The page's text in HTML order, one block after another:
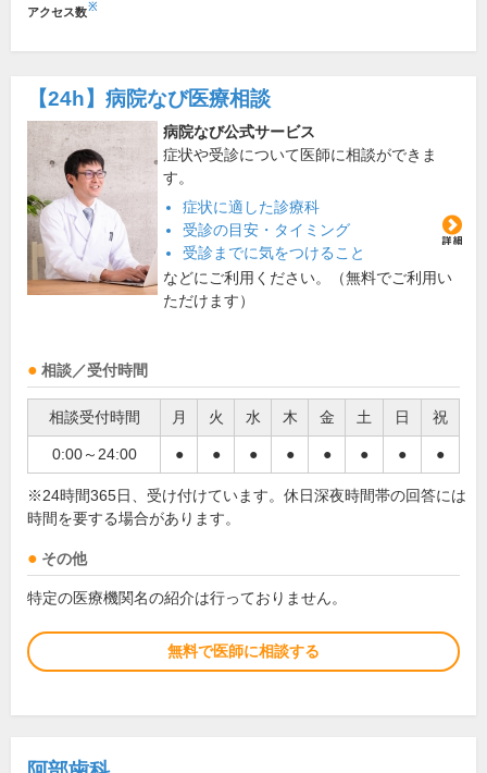
アクセス数※
【24h】 病院なび医療相談
病院なび公式サービス
症状や受診について医師に相談ができま
す。
症状に適した診療科
受診の目安・タイミング
受診までに気をつけること
などにご利用ください。（無料でご利用い
ただけます）
相談／受付時間
相談受付時間 月 火 水 木 金 土 日 祝
0:00～24:00 ● ● ● ● ● ● ● ●
※24時間365日、受け付けています。休日深夜時間帯の回答には
時間を要する場合があります。
その他
特定の医療機関名の紹介は行っておりません。
無料で医師に相談する